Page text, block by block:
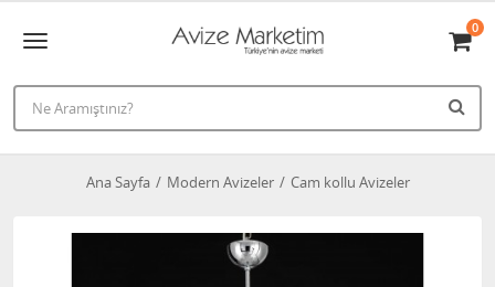
0
Ana Sayfa Modern Avizeler Cam kollu Avizeler